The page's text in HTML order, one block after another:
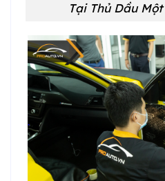
Tại Thủ Dầu